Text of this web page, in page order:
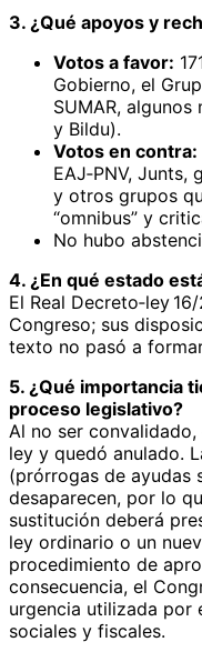
3. ¿Qué apoyos y
Votos a favor:
Gobierno, el
SUMAR,
y Bildu).
Votos en contra:
EAJ‑PNV,
y otros grupos
“omnibus” y
No hubo
4. ¿En qué estado
El Real Decreto‑ley
Congreso; sus
texto no pasó a
5. ¿Qué importancia
proceso legislativo?
Al no ser
ley y quedó anulado.
(prórrogas de ayudas
desaparecen, por lo
sustitución deberá
ley ordinario o un
procedimiento de
consecuencia, el
urgencia utilizada por
sociales y fiscales.